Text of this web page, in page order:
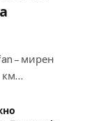
– мирен
км…